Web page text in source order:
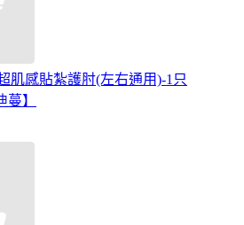
肌感貼紮護肘(左右通用)-1只
蔓】